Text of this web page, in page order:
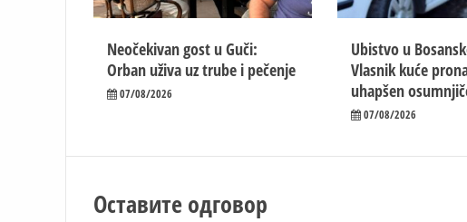
Neočekivan gost u Guči:
Orban uživa uz trube i pečenje
07/08/2026
Ubistvo u
Vlasnik kuće
uhapšen
07/08/2026
Оставите одговор